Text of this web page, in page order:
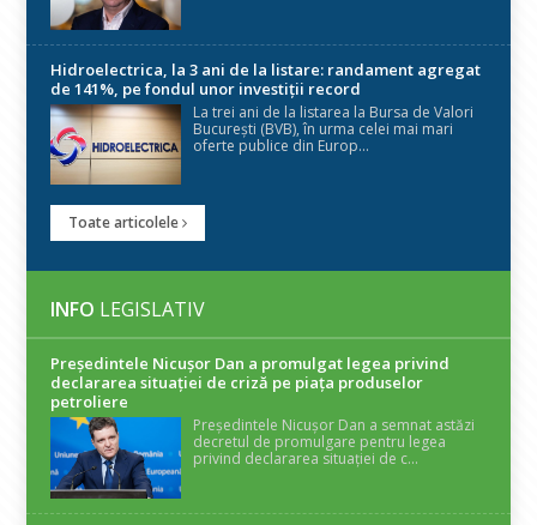
Hidroelectrica, la 3 ani de la listare: randament agregat
de 141%, pe fondul unor investiții record
La trei ani de la listarea la Bursa de Valori
București (BVB), în urma celei mai mari
oferte publice din Europ...
Toate articolele
INFO LEGISLATIV
Președintele Nicuşor Dan a promulgat legea privind
declararea situaţiei de criză pe piaţa produselor
petroliere
Președintele Nicușor Dan a semnat astăzi
decretul de promulgare pentru legea
privind declararea situației de c...